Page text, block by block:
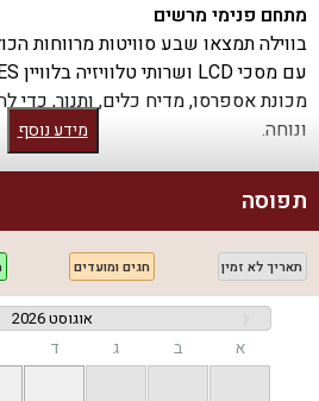
מתחם פנימי מרשים
בווילה תמצאו שבע סוויטות מרווחות
מכונת אספרסו, מדיח כלים, ותנור, כדי
ונוחה.
בחצר הווילה תיהנו מבריכת שחייה
לרשותכם כדי להעניק לכם את ההנאה
השמיים.
פעילויות ואטרקציות מגוונות
הווילה מתאימה לזוגות, משפחות ואף
מידע נוסף
תפוסה
תאריך לא זמין חגים ומועדים
אוגוסט 2026
א ב ג ד